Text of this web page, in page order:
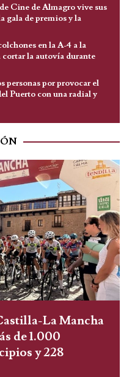
Cine de Almagro vive sus
gala de premios y la
en la A-4 a la
la autovía durante
personas por provocar el
Puerto con una radial y
La Mancha
de 1.000
y 228